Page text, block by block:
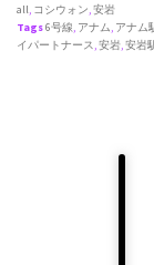
all コシウォン 安岩
Tags6号線 アナム アナム
イパートナース 安岩 安岩